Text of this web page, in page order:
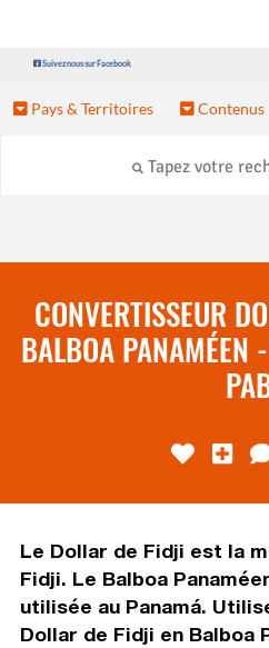
Suivez nous sur Facebook
Pays & Territoires Contenus
CONVERTISSEUR
BALBOA PANAMÉEN
Le Dollar de Fidji est la
Fidji. Le Balboa
utilisée au Panamá.
Dollar de Fidji en Balboa